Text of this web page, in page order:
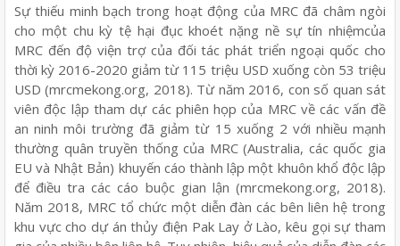
Sự thiếu minh bạch trong hoạt động của MRC đã châm ngòi
cho một chu kỳ tệ hại đục khoét nặng nề sự tín nhiệmcủa
MRC đến độ viện trợ của đối tác phát triển ngoại quốc cho
thời kỳ 2016-2020 giảm từ 115 triệu USD xuống còn 53 triệu
USD (mrcmekong.org, 2018). Từ năm 2016, con số quan sát
viên độc lập tham dự các phiên họp của MRC về các vấn đề
an ninh môi trường đã giảm từ 15 xuống 2 với nhiều mạnh
thường quân truyền thống của MRC (Australia, các quốc gia
EU và Nhật Bản) khuyến cáo thành lập một khuôn khổ độc lập
để điều tra các cáo buộc gian lận (mrcmekong.org, 2018).
Năm 2018, MRC tổ chức một diễn đàn các bên liên hệ trong
khu vực cho dự án thủy điện Pak Lay ở Lào, kêu gọi sự tham